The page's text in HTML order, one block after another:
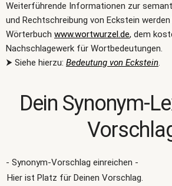
Weiterführende Informationen zur
und Rechtschreibung von Eckstein
Wörterbuch www.wortwurzel.de, dem
Nachschlagewerk für Wortbedeutungen.
⮞ Siehe hierzu: Bedeutung von Eckstein.
Dein Synonym-
- Synonym-Vorschlag einreichen -
Hier ist Platz für Deinen Vorschlag.